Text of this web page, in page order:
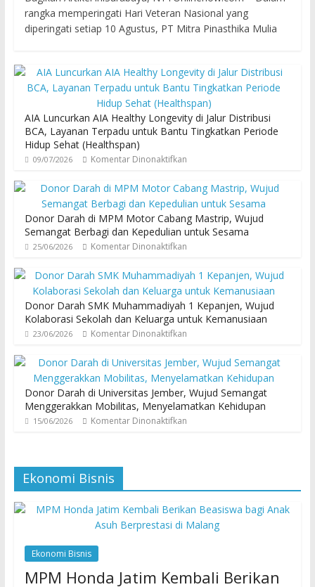
rangka memperingati Hari Veteran Nasional yang
diperingati setiap 10 Agustus, PT Mitra Pinasthika Mulia
AIA Luncurkan AIA Healthy Longevity di Jalur Distribusi
BCA, Layanan Terpadu untuk Bantu Tingkatkan Periode
Hidup Sehat (Healthspan)
09/07/2026 Komentar Dinonaktifkan
Donor Darah di MPM Motor Cabang Mastrip, Wujud
Semangat Berbagi dan Kepedulian untuk Sesama
25/06/2026 Komentar Dinonaktifkan
Donor Darah SMK Muhammadiyah 1 Kepanjen, Wujud
Kolaborasi Sekolah dan Keluarga untuk Kemanusiaan
23/06/2026 Komentar Dinonaktifkan
Donor Darah di Universitas Jember, Wujud Semangat
Menggerakkan Mobilitas, Menyelamatkan Kehidupan
15/06/2026 Komentar Dinonaktifkan
Ekonomi Bisnis
Ekonomi Bisnis
MPM Honda Jatim Kembali Berikan